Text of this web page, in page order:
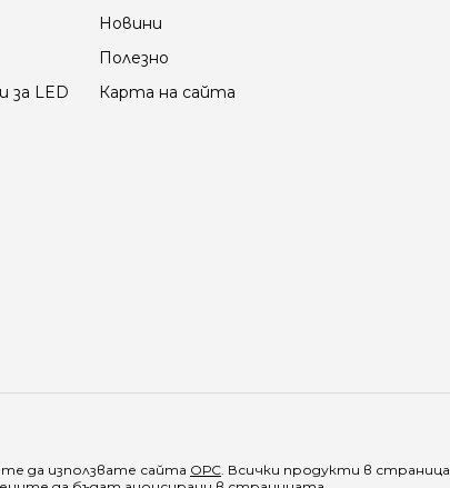
за LED
Новини
Полезно
Карта на сайта
да използвате сайта ОРС . Всички продукти в